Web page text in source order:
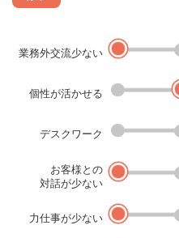
業務外交流少ない
個性が活かせる
デスクワーク
お客様との
対話が少ない
力仕事が少ない